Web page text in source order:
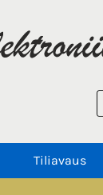
Tiliavaus